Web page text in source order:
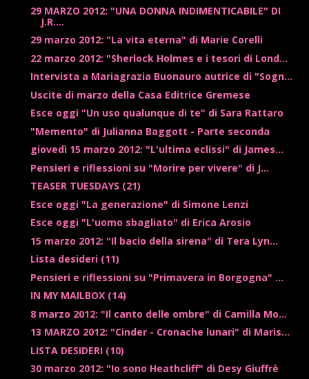
29 MARZO 2012: "UNA DONNA INDIMENTICABILE" DI
J.R....
29 marzo 2012: "La vita eterna" di Marie Corelli
22 marzo 2012: "Sherlock Holmes e i tesori di Lond...
Intervista a Mariagrazia Buonauro autrice di "Sogn...
Uscite di marzo della Casa Editrice Gremese
Esce oggi "Un uso qualunque di te" di Sara Rattaro
"Memento" di Julianna Baggott - Parte seconda
giovedì 15 marzo 2012: "L'ultima eclissi" di James...
Pensieri e riflessioni su "Morire per vivere" di J...
TEASER TUESDAYS (21)
Esce oggi "La generazione" di Simone Lenzi
Esce oggi "L'uomo sbagliato" di Erica Arosio
15 marzo 2012: "Il bacio della sirena" di Tera Lyn...
Lista desideri (11)
Pensieri e riflessioni su "Primavera in Borgogna" ...
IN MY MAILBOX (14)
8 marzo 2012: "Il canto delle ombre" di Camilla Mo...
13 MARZO 2012: "Cinder - Cronache lunari" di Maris...
LISTA DESIDERI (10)
30 marzo 2012: "Io sono Heathcliff" di Desy Giuffrè